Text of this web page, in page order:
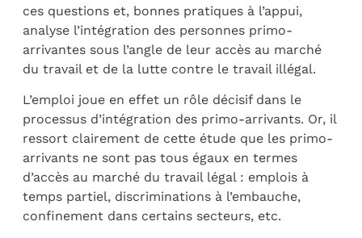
ces questions et, bonnes pratiques à l’appui,
analyse l’intégration des personnes primo-
arrivantes sous l’angle de leur accès au marché
du travail et de la lutte contre le travail illégal.
L’emploi joue en effet un rôle décisif dans le
processus d’intégration des primo-arrivants. Or, il
ressort clairement de cette étude que les primo-
arrivants ne sont pas tous égaux en termes
d’accès au marché du travail légal : emplois à
temps partiel, discriminations à l’embauche,
confinement dans certains secteurs, etc.